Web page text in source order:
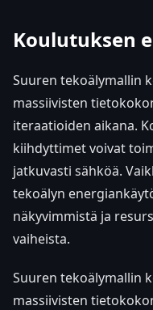
Koulutuksen
Suuren tekoälymallin
massiivisten
iteraatioiden aikana.
kiihdyttimet voivat
jatkuvasti sähköä.
tekoälyn
näkyvimmistä ja
vaiheista.
Suuren tekoälymallin
massiivisten